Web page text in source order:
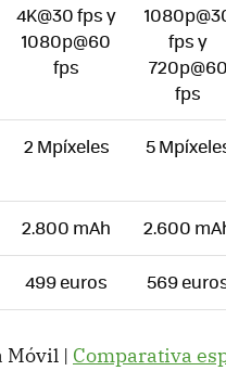
4K@30 fps y
1080p@60
fps
fps y
720p@60
fps
2 Mpíxeles 5
2.800 mAh 2.600
499 euros 569
Móvil | Comparativa